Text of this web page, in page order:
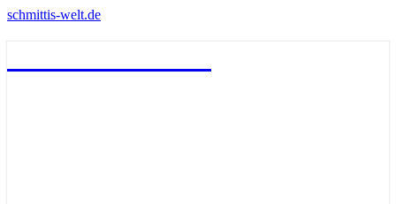
schmittis-welt.de